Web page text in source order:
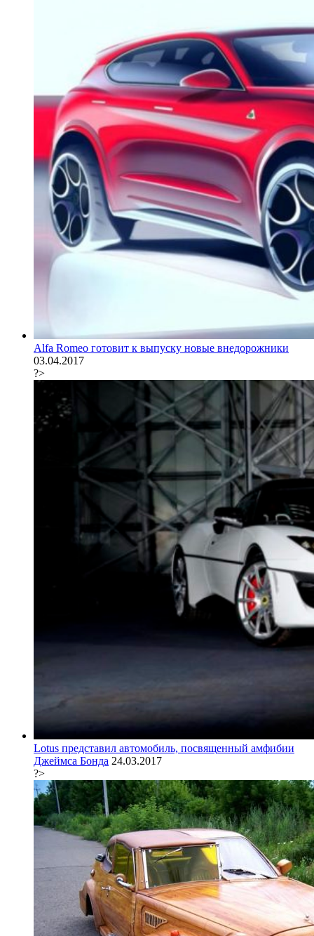
Alfa Romeo готовит к выпуску новые внедорожники
03.04.2017
?>
Lotus представил автомобиль, посвященный амфибии
Джеймса Бонда 24.03.2017
?>